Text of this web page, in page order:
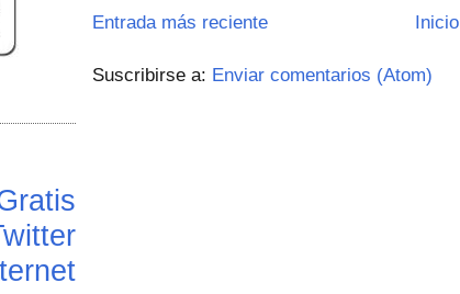
Entrada más reciente Inicio
Suscribirse a: Enviar comentarios (Atom)